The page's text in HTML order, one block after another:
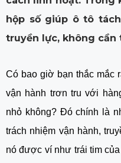
hộp số giúp ô tô
truyền lực, không cần
Có bao giờ bạn thắc mắc
vận hành trơn tru với
nhỏ không? Đó chính là
trách nhiệm vận hành,
nó được ví như trái tim